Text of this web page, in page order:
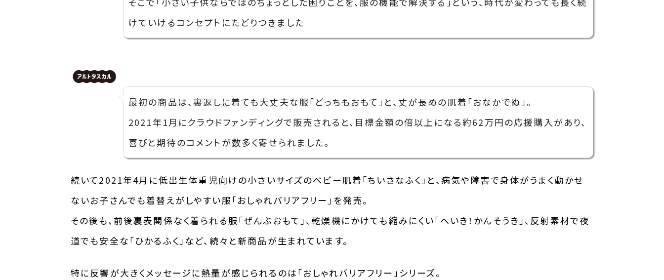
けていけるコンセプトにたどりつきました
最初の商品は、裏返しに着ても大丈夫な服「どっちもおもて」と、丈が長めの肌着「おなかでぬ」。
2021年1月にクラウドファンディングで販売されると、目標金額の倍以上になる約62万円の応援購入があり、
喜びと期待のコメントが数多く寄せられました。
続いて2021年4月に低出生体重児向けの小さいサイズのベビー肌着「ちいさなふく」と、病気や障害で身体がうまく動かせ
ないお子さんでも着替えがしやすい服「おしゃれバリアフリー」を発売。
その後も、前後裏表関係なく着られる服「ぜんぶおもて」、乾燥機にかけても縮みにくい「へいき！かんそうき」、反射素材で夜
道でも安全な「ひかるふく」など、続々と新商品が生まれています。
特に反響が大きくメッセージに熱量が感じられるのは「おしゃれバリアフリー」シリーズ。